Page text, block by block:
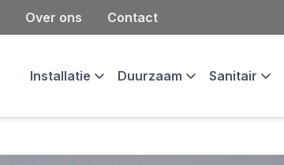
Over ons Contact
Installatie Duurzaam Sanitair